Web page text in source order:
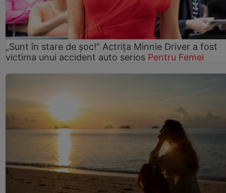
„Sunt în stare de șoc!” Actrița Minnie Driver a fost
victima unui accident auto serios Pentru Femei